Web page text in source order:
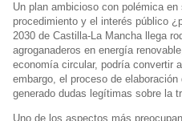
Un plan ambicioso con polémica
procedimiento y el interés público
2030 de Castilla-La Mancha llega
agroganaderos en energía
economía circular, podría convertir
embargo, el proceso de
generado dudas legítimas sobre la
Uno de los aspectos más